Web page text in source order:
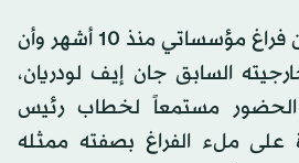
وبما أن لبنان يعاني من فراغ مؤسساتي منذ 10 أشهر وأن
السابق جان إيف لودريان،
مستمعاً لخطاب رئيس
على ملء الفراغ بصفته ممثله